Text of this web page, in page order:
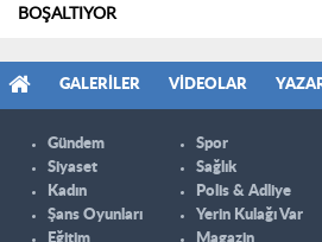
BOŞALTIYOR
GALERILER VIDEOLAR
Gündem
Siyaset
Kadın
Şans Oyunları
Eğitim
Spor
Sağlık
Polis & Adliye
Yerin Kulağı Var
Magazin